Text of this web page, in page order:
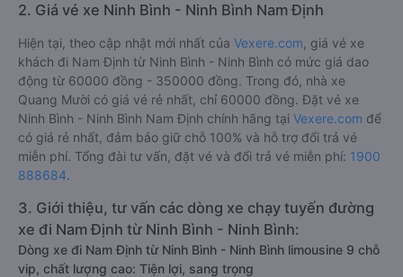
2. Giá vé xe Ninh Bình - Ninh Bình Nam Định
Hiện tại, theo cập nhật mới nhất của Vexere.com , giá vé xe
khách đi Nam Định từ Ninh Bình - Ninh Bình có mức giá dao
động từ 60000 đồng - 350000 đồng. Trong đó, nhà xe
Quang Mười có giá vé rẻ nhất, chỉ 60000 đồng. Đặt vé xe
Ninh Bình - Ninh Bình Nam Định chính hãng tại Vexere.com để
có giá rẻ nhất, đảm bảo giữ chỗ 100% và hỗ trợ đổi trả vé
miễn phí. Tổng đài tư vấn, đặt vé và đổi trả vé miễn phí: 1900
888684.
3. Giới thiệu, tư vấn các dòng xe chạy tuyến đường
xe đi Nam Định từ Ninh Bình - Ninh Bình:
Dòng xe đi Nam Định từ Ninh Bình - Ninh Bình limousine 9 chỗ
vip, chất lượng cao: Tiện lợi, sang trọng